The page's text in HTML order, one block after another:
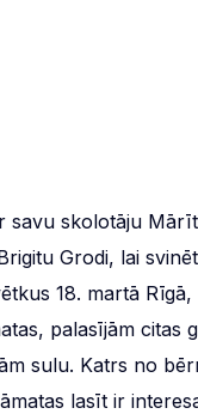
savu skolotāju
Grodi, lai
18. martā
palasījām citas
sulu. Katrs no
lasīt ir